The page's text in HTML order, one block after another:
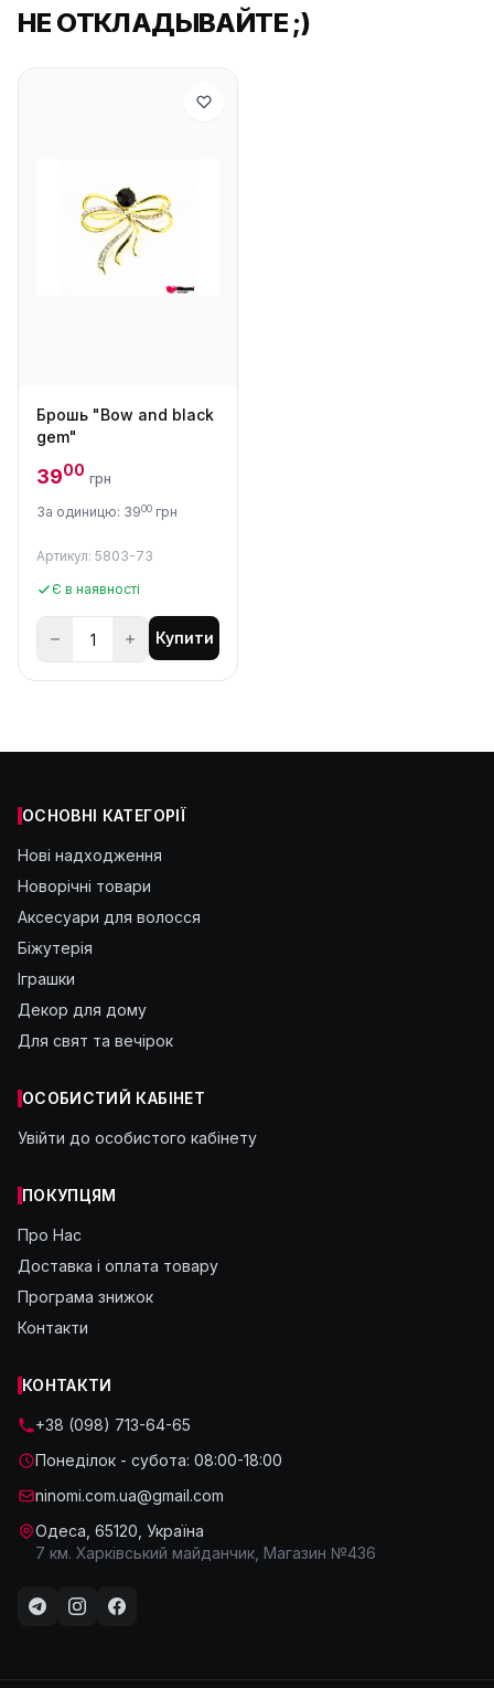
НЕ ОТКЛАДЫВАЙТЕ ;)
Брошь "Bow and black
gem"
3900 грн
За одиницю: 3900 грн
Артикул: 5803-73
Є в наявності
Купити
ОСНОВНІ КАТЕГОРІЇ
Нові надходження
Новорічні товари
Аксесуари для волосся
Біжутерія
Іграшки
Декор для дому
Для свят та вечірок
ОСОБИСТИЙ КАБІНЕТ
Увійти до особистого кабінету
ПОКУПЦЯМ
Про Нас
Доставка і оплата товару
Програма знижок
Контакти
КОНТАКТИ
+38 (098) 713-64-65
Понеділок - субота: 08:00-18:00
ninomi.com.ua@gmail.com
Одеса, 65120, Україна
7 км. Харківський майданчик, Магазин №436